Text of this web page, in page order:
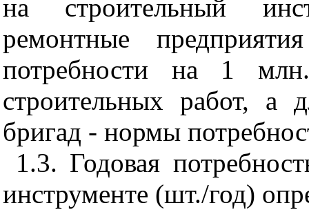
на строительный
ремонтные
потребности на 1
строительных работ, а
бригад - нормы
1.3. Годовая
инструменте (шт./год)